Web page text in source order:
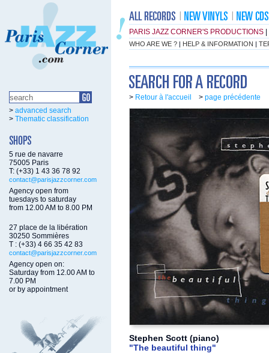
PARIS JAZZ CORNER'S PRODUCTIONS
WHO ARE WE ? | HELP & INFORMATION |
> advanced search
> Thematic classification
5 rue de navarre
75005 Paris
T: (+33) 1 43 36 78 92
contact@parisjazzcorner.com
Agency open from
tuesdays to saturday
from 12.00 AM to 8.00 PM
27 place de la libération
30250 Sommières
T : (+33) 4 66 35 42 83
contact@parisjazzcorner.com
Agency open on:
Saturday from 12.00 AM to
7.00 PM
or by appointment
> Retour à l'accueil > page précédente
Stephen Scott (piano)
"The beautiful thing"